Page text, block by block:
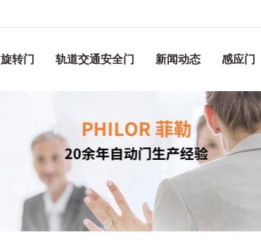
旋转门 轨道交通安全门 新闻动态 感应门